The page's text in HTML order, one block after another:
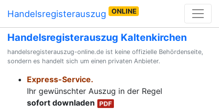
Handelsregisterauszug ONLINE
Handelsregisterauszug Kaltenkirchen
handelsregisterauszug-online.de ist keine offizielle Behördenseite,
sondern es handelt sich um einen privaten Anbieter.
Express-Service.
Ihr gewünschter Auszug in der Regel
sofort downladen